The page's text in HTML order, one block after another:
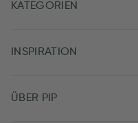
KATEGORIEN
INSPIRATION
ÜBER PIP